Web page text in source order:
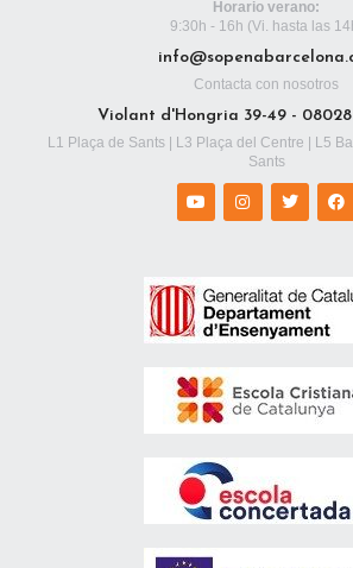
Horario verano:
9:30h - 16h (Vi. hasta las
Contacta con nosotros
Violant d'Hongria 39-49 -
L1 Plaça de Sants | L3 Plaça del Centre | L5
Sants